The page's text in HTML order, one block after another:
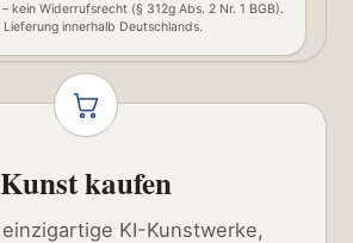
kein Widerrufsrecht (§ 312g Abs. 2 Nr. 1 BGB).
innerhalb Deutschlands.
Kunst kaufen
KI-Kunstwerke,